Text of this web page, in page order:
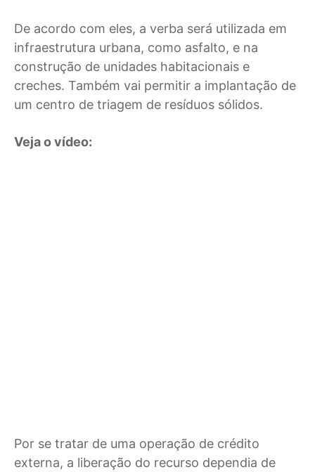
De acordo com eles, a verba será utilizada em
infraestrutura urbana, como asfalto, e na
construção de unidades habitacionais e
creches. Também vai permitir a implantação de
um centro de triagem de resíduos sólidos.
Veja o vídeo:
Por se tratar de uma operação de crédito
externa, a liberação do recurso dependia de